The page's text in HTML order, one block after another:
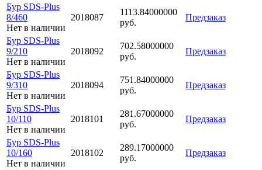
Бур SDS-Plus
8/460
Нет в наличии
2018087
1113.84000000
руб.
Предзаказ
Бур SDS-Plus
9/210
Нет в наличии
2018092
702.58000000
руб.
Предзаказ
Бур SDS-Plus
9/310
Нет в наличии
2018094
751.84000000
руб.
Предзаказ
Бур SDS-Plus
10/110
Нет в наличии
2018101
281.67000000
руб.
Предзаказ
Бур SDS-Plus
10/160
Нет в наличии
2018102
289.17000000
руб.
Предзаказ